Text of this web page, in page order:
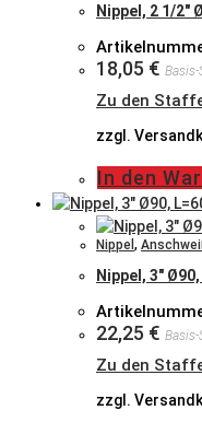
Nippel, 2 1/2″
18,05 €
Zu den
zzgl.
In den
Nippel ,
Nippel, 3″
22,25 €
Zu den
zzgl.